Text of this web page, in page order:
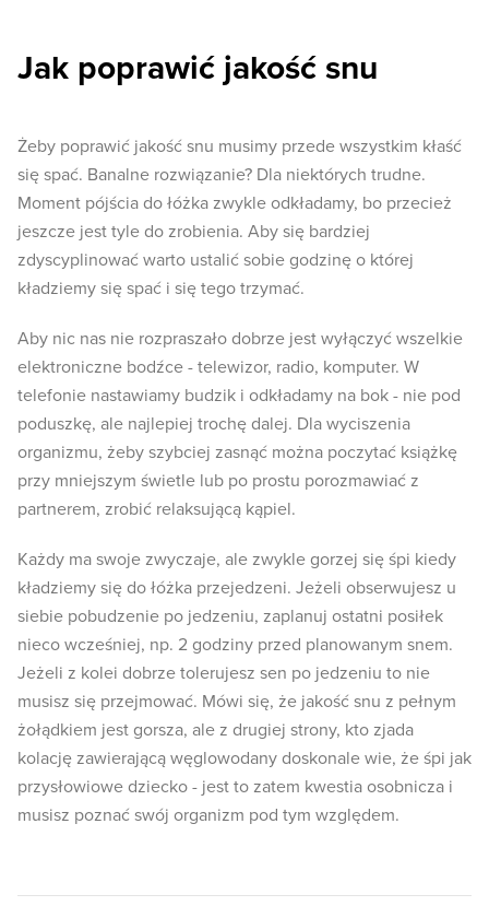
Jak poprawić jakość snu
Żeby poprawić jakość snu musimy przede wszystkim kłaść
się spać. Banalne rozwiązanie? Dla niektórych trudne.
Moment pójścia do łóżka zwykle odkładamy, bo przecież
jeszcze jest tyle do zrobienia. Aby się bardziej
zdyscyplinować warto ustalić sobie godzinę o której
kładziemy się spać i się tego trzymać.
Aby nic nas nie rozpraszało dobrze jest wyłączyć wszelkie
elektroniczne bodźce - telewizor, radio, komputer. W
telefonie nastawiamy budzik i odkładamy na bok - nie pod
poduszkę, ale najlepiej trochę dalej. Dla wyciszenia
organizmu, żeby szybciej zasnąć można poczytać książkę
przy mniejszym świetle lub po prostu porozmawiać z
partnerem, zrobić relaksującą kąpiel.
Każdy ma swoje zwyczaje, ale zwykle gorzej się śpi kiedy
kładziemy się do łóżka przejedzeni. Jeżeli obserwujesz u
siebie pobudzenie po jedzeniu, zaplanuj ostatni posiłek
nieco wcześniej, np. 2 godziny przed planowanym snem.
Jeżeli z kolei dobrze tolerujesz sen po jedzeniu to nie
musisz się przejmować. Mówi się, że jakość snu z pełnym
żołądkiem jest gorsza, ale z drugiej strony, kto zjada
kolację zawierającą węglowodany doskonale wie, że śpi jak
przysłowiowe dziecko - jest to zatem kwestia osobnicza i
musisz poznać swój organizm pod tym względem.